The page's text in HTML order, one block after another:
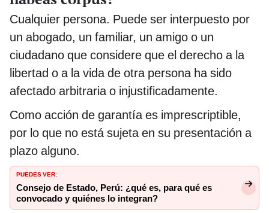
Cualquier persona. Puede ser interpuesto por
un abogado, un familiar, un amigo o un
ciudadano que considere que el derecho a la
libertad o a la vida de otra persona ha sido
afectado arbitraria o injustificadamente.
Como acción de garantía es imprescriptible,
por lo que no está sujeta en su presentación a
plazo alguno.
PUEDES VER:
Consejo de Estado, Perú: ¿qué es, para qué es
convocado y quiénes lo integran?